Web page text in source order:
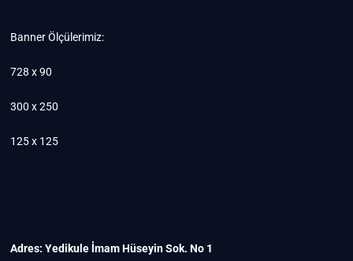
Banner Ölçülerimiz:
728 x 90
300 x 250
125 x 125
Adres: Yedikule İmam Hüseyin Sok. No 1